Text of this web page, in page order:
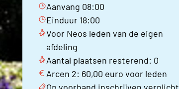
Aanvang 08:00
Einduur 18:00
Voor Neos leden van de eigen
afdeling
Aantal plaatsen resterend: 0
Arcen 2: 60,00 euro voor leden